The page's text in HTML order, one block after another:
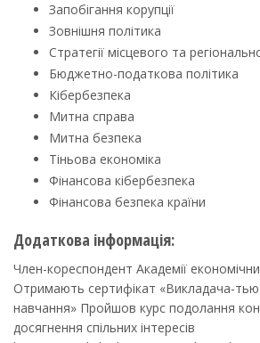
Запобігання корупції
Зовнішня політика
Стратегії місцевого та
Бюджетно-податкова політика
Кібербезпека
Митна справа
Митна безпека
Тіньова економіка
Фінансова кібербезпека
Фінансова безпека країни
Додаткова інформація:
Член-кореспондент Академії
Отримають сертифікат «Викладача-
навчання» Пройшов курс подолання
досягнення спільних інтересів